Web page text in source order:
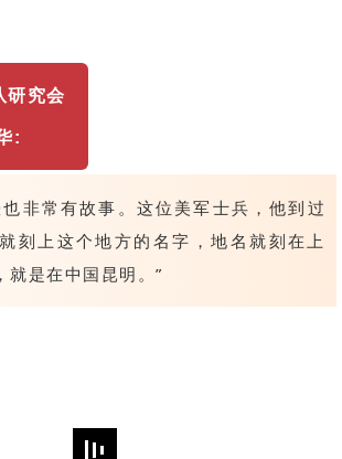
研究会
:
非常有故事。这位美军士兵，他到过
刻上这个地方的名字，地名就刻在上
就是在中国昆明。”